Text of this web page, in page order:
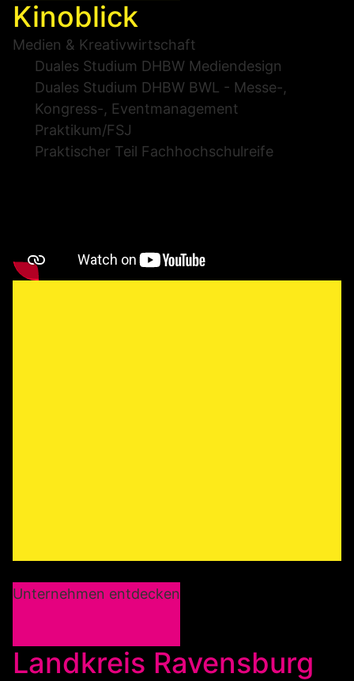
Kinoblick
Medien & Kreativwirtschaft
Duales Studium DHBW Mediendesign
Duales Studium DHBW BWL - Messe-,
Kongress-, Eventmanagement
Praktikum/FSJ
Praktischer Teil Fachhochschulreife
Unternehmen entdecken
Landkreis Ravensburg